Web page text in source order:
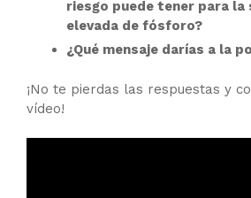
riesgo puede tener para la
elevada de fósforo?
¿Qué mensaje darías a la
¡No te pierdas las respuestas y
vídeo!